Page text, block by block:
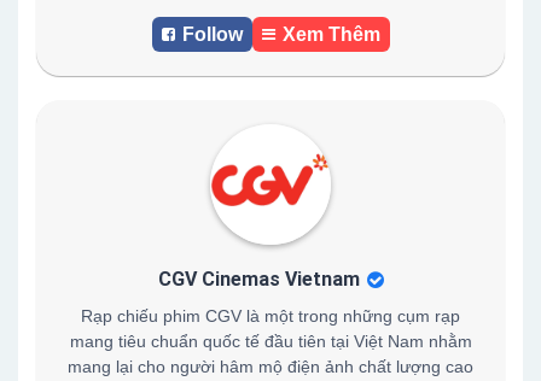
Follow Xem Thêm
CGV Cinemas Vietnam
Rạp chiếu phim CGV là một trong những cụm rạp
mang tiêu chuẩn quốc tế đầu tiên tại Việt Nam nhằm
mang lại cho người hâm mộ điện ảnh chất lượng cao